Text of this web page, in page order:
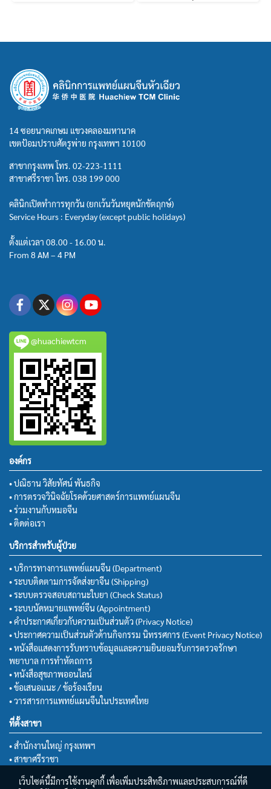
14 ซอยนาคเกษม แขวงคลองมหานาค
เขตป้อมปราบศัตรูพ่าย กรุงเทพฯ 10100
สาขากรุงเทพ โทร. 02-223-1111
สาขาศรีราชา โทร. 038 199 000
คลินิกเปิดทำการทุกวัน (ยกเว้นวันหยุดนักขัตฤกษ์)
Service Hours : Everyday (except public holidays)
ตั้งแต่เวลา 08.00 - 16.00 น.
From 8 AM – 4 PM
@huachiewtcm
องค์กร
• ปณิธาน วิสัยทัศน์ พันธกิจ
• การตรวจวินิจฉัยโรคด้วยศาสตร์การแพทย์แผนจีน
• ร่วมงานกับหมอจีน
• ติดต่อเรา
บริการสำหรับผู้ป่วย
• บริการทางการแพทย์แผนจีน (Department)
• ระบบติดตามการจัดส่งยาจีน (Shipping)
• ระบบตรวจสอบสถานะใบยา (Check Status)
• ระบบนัดหมายแพทย์จีน (Appointment)
• คำประกาศเกี่ยวกับความเป็นส่วนตัว (Privacy Notice)
• ประกาศความเป็นส่วนตัวด้านกิจกรรม นิทรรศการ (Event Privacy Notice)
• หนังสือแสดงการรับทราบข้อมูลและความยินยอมรับการตรวจรักษา
พยาบาล การทำหัตถการ
• หนังสือสุขภาพออนไลน์
• ข้อเสนอแนะ / ข้อร้องเรียน
• วารสารการแพทย์แผนจีนในประเทศไทย
ที่ตั้งสาขา
• สำนักงานใหญ่ กรุงเทพฯ
• สาขาศรีราชา
เว็บไซต์นี้มีการใช้งานคุกกี้ เพื่อเพิ่มประสิทธิภาพและประสบการณ์ที่ดี